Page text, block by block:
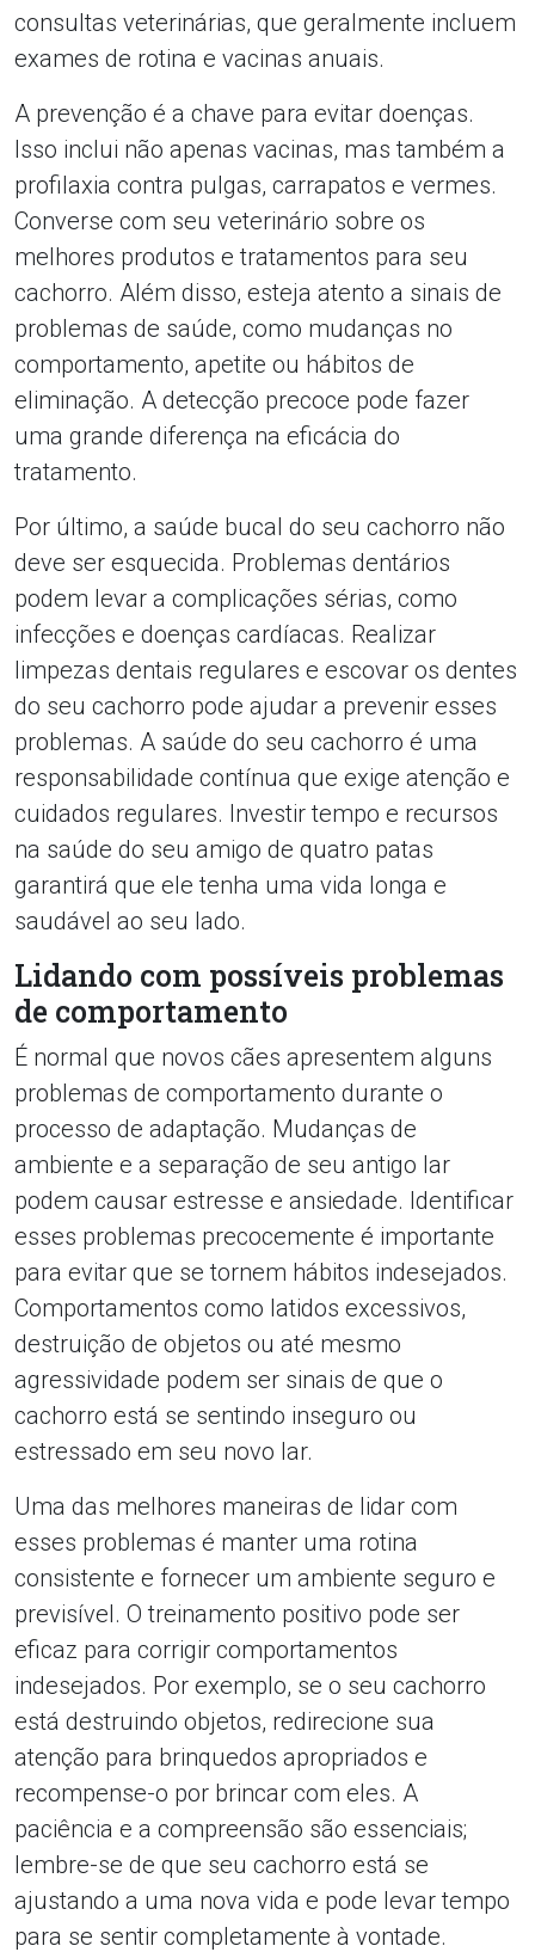
consultas veterinárias, que geralmente incluem
exames de rotina e vacinas anuais.
A prevenção é a chave para evitar doenças.
Isso inclui não apenas vacinas, mas também a
profilaxia contra pulgas, carrapatos e vermes.
Converse com seu veterinário sobre os
melhores produtos e tratamentos para seu
cachorro. Além disso, esteja atento a sinais de
problemas de saúde, como mudanças no
comportamento, apetite ou hábitos de
eliminação. A detecção precoce pode fazer
uma grande diferença na eficácia do
tratamento.
Por último, a saúde bucal do seu cachorro não
deve ser esquecida. Problemas dentários
podem levar a complicações sérias, como
infecções e doenças cardíacas. Realizar
limpezas dentais regulares e escovar os dentes
do seu cachorro pode ajudar a prevenir esses
problemas. A saúde do seu cachorro é uma
responsabilidade contínua que exige atenção e
cuidados regulares. Investir tempo e recursos
na saúde do seu amigo de quatro patas
garantirá que ele tenha uma vida longa e
saudável ao seu lado.
Lidando com possíveis problemas
de comportamento
É normal que novos cães apresentem alguns
problemas de comportamento durante o
processo de adaptação. Mudanças de
ambiente e a separação de seu antigo lar
podem causar estresse e ansiedade. Identificar
esses problemas precocemente é importante
para evitar que se tornem hábitos indesejados.
Comportamentos como latidos excessivos,
destruição de objetos ou até mesmo
agressividade podem ser sinais de que o
cachorro está se sentindo inseguro ou
estressado em seu novo lar.
Uma das melhores maneiras de lidar com
esses problemas é manter uma rotina
consistente e fornecer um ambiente seguro e
previsível. O treinamento positivo pode ser
eficaz para corrigir comportamentos
indesejados. Por exemplo, se o seu cachorro
está destruindo objetos, redirecione sua
atenção para brinquedos apropriados e
recompense-o por brincar com eles. A
paciência e a compreensão são essenciais;
lembre-se de que seu cachorro está se
ajustando a uma nova vida e pode levar tempo
para se sentir completamente à vontade.